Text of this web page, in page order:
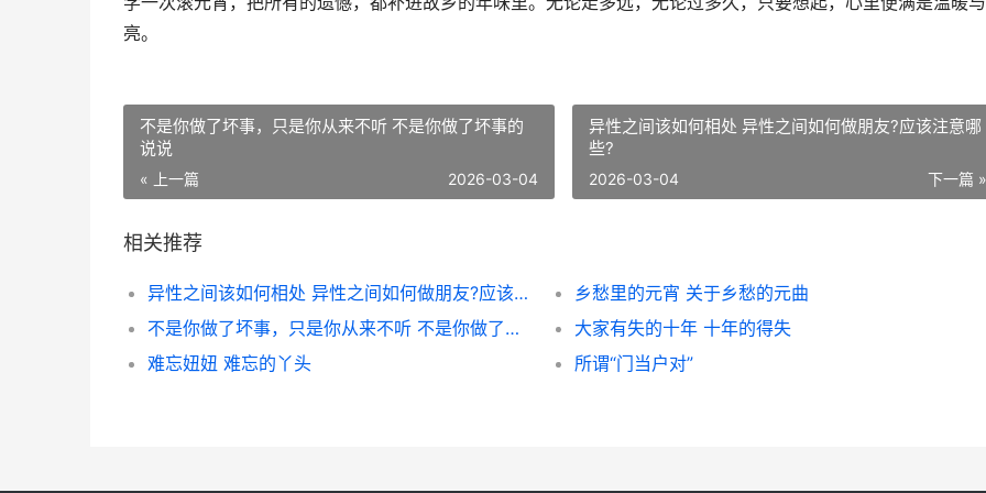
亮。
不是你做了坏事，只是你从来不听 不是你做了坏事的
说说
« 上一篇 2026-03-04
异性之间该如何相处 异性之间如何做朋友?应该注意哪
些?
下一篇 »
2026-03-04
相关推荐
异性之间该如何相处 异性之间如何做朋友?应该注意哪些?
乡愁里的元宵 关于乡愁的元曲
不是你做了坏事，只是你从来不听 不是你做了坏事的说说
大家有失的十年 十年的得失
难忘妞妞 难忘的丫头
所谓“门当户对”